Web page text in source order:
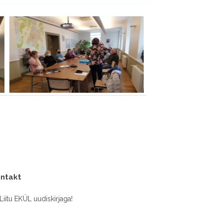
Liitu EKÜL uudiskirjaga!